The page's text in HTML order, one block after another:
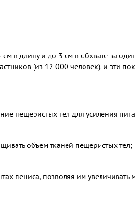
в длину и до 3 см в обхвате за
(из 12 000 человек), и эти
пещеристых тел для усиления
объем тканей пещеристых тел;
пениса, позволяя им увеличивать